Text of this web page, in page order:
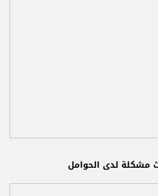
مشكلة لدى الحوامل